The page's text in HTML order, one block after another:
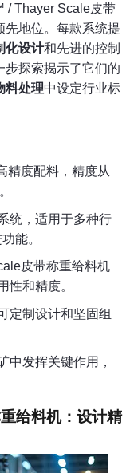
Thayer Scale皮带
先地位。每款系统提
化设计和先进的控制
步探索揭示了它们的
料处理中设定行业标
精度配料，精度从
统，适用于多种行
能。
皮带称重给料机
性和精度。
定制设计和坚固组
中发挥关键作用，
给料机：设计精